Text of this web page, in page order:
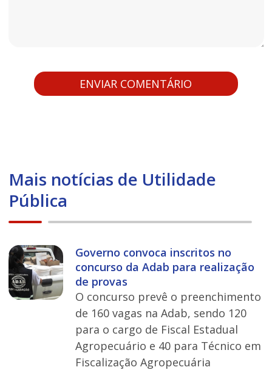
Mais notícias de Utilidade
Pública
Governo convoca inscritos no
concurso da Adab para realização
de provas
O concurso prevê o preenchimento
de 160 vagas na Adab, sendo 120
para o cargo de Fiscal Estadual
Agropecuário e 40 para Técnico em
Fiscalização Agropecuária